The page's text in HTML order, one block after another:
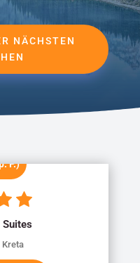
NÄCHSTEN
P.)
Kreta